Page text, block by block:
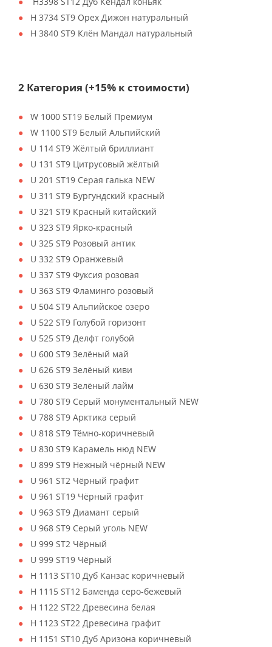
H 3734 ST9 Орех Дижон натуральный
H 3840 ST9 Клён Мандал натуральный
2 Категория (+15% к стоимости)
W 1000 ST19 Белый Премиум
W 1100 ST9 Белый Альпийский
U 114 ST9 Жёлтый бриллиант
U 131 ST9 Цитрусовый жёлтый
U 201 ST19 Серая галька NEW
U 311 ST9 Бургундский красный
U 321 ST9 Красный китайский
U 323 ST9 Ярко-красный
U 325 ST9 Розовый антик
U 332 ST9 Оранжевый
U 337 ST9 Фуксия розовая
U 363 ST9 Фламинго розовый
U 504 ST9 Альпийское озеро
U 522 ST9 Голубой горизонт
U 525 ST9 Делфт голубой
U 600 ST9 Зелёный май
U 626 ST9 Зелёный киви
U 630 ST9 Зелёный лайм
U 780 ST9 Серый монументальный NEW
U 788 ST9 Арктика серый
U 818 ST9 Тёмно-коричневый
U 830 ST9 Карамель нюд NEW
U 899 ST9 Нежный чёрный NEW
U 961 ST2 Чёрный графит
U 961 ST19 Чёрный графит
U 963 ST9 Диамант серый
U 968 ST9 Серый уголь NEW
U 999 ST2 Чёрный
U 999 ST19 Чёрный
H 1113 ST10 Дуб Канзас коричневый
H 1115 ST12 Баменда серо-бежевый
H 1122 ST22 Древесина белая
H 1123 ST22 Древесина графит
H 1151 ST10 Дуб Аризона коричневый